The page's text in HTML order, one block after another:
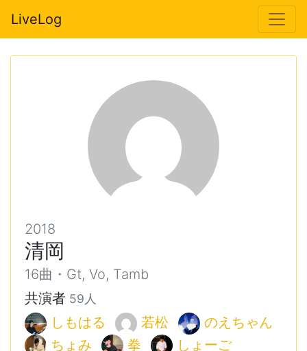
LiveLog
2018
清岡
16曲・Gt, Vo, Tamb
共演者 59人
しもはる 若松
のえちゃん
ちょみ
拳
しょーご